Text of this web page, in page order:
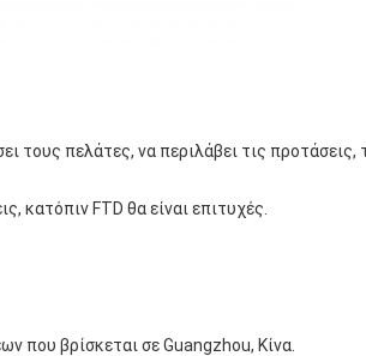
τους πελάτες, να περιλάβει τις προτάσεις,
κατόπιν FTD θα είναι επιτυχές.
που βρίσκεται σε Guangzhou, Κίνα.